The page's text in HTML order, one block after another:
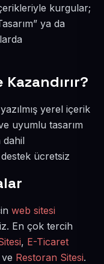
kurgular;
ya da
Kazandırır?
yerel içerik
uyumlu tasarım
dahil
ücretsiz
web sitesi
En çok tercih
, E-Ticaret
ve Restoran Sitesi.